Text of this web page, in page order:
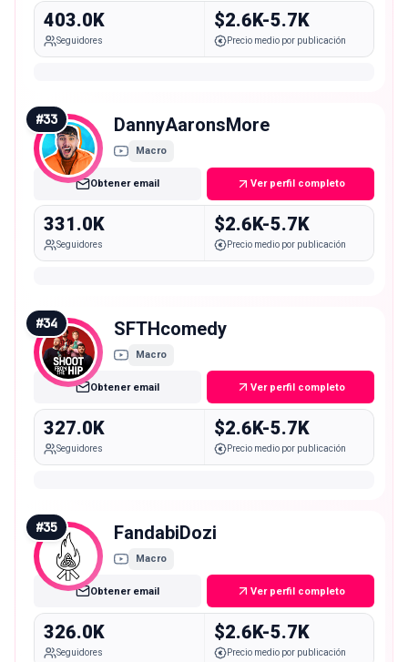
403.0K
Seguidores
$2.6K-5.7K
Precio medio por publicación
#33 DannyAaronsMore
Macro
Obtener email Ver perfil completo
331.0K
Seguidores
$2.6K-5.7K
Precio medio por publicación
#34 SFTHcomedy
Macro
Obtener email Ver perfil completo
327.0K
Seguidores
$2.6K-5.7K
Precio medio por publicación
#35 FandabiDozi
Macro
Obtener email Ver perfil completo
326.0K
Seguidores
$2.6K-5.7K
Precio medio por publicación